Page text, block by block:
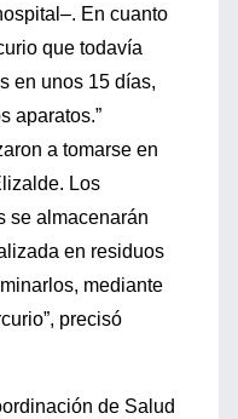
En cuanto
que todavía
en unos 15 días,
aparatos.”
a tomarse en
Los
se almacenarán
en residuos
mediante
precisó
de Salud